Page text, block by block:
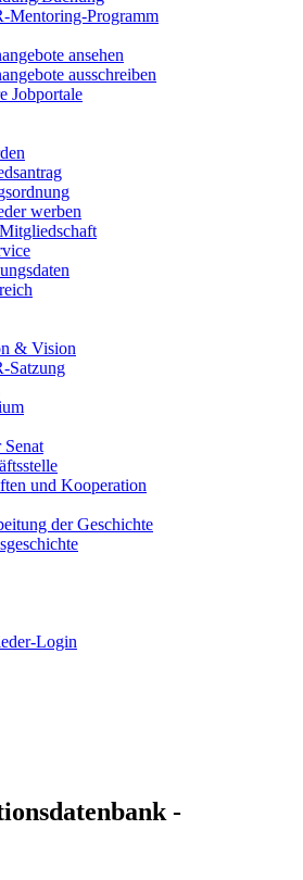
Mentoring-Programm
ansehen
ausschreiben
Jobportale
werben
& Vision
Satzung
Senat
und Kooperation
der Geschichte
Login
-